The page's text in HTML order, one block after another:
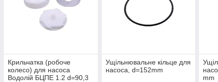
Крильчатка (робоче
колесо) для насоса
Водолій БЦПЕ 1.2 d=90,3
Ущільнювальне кільце для
насоса, d=152mm
mm